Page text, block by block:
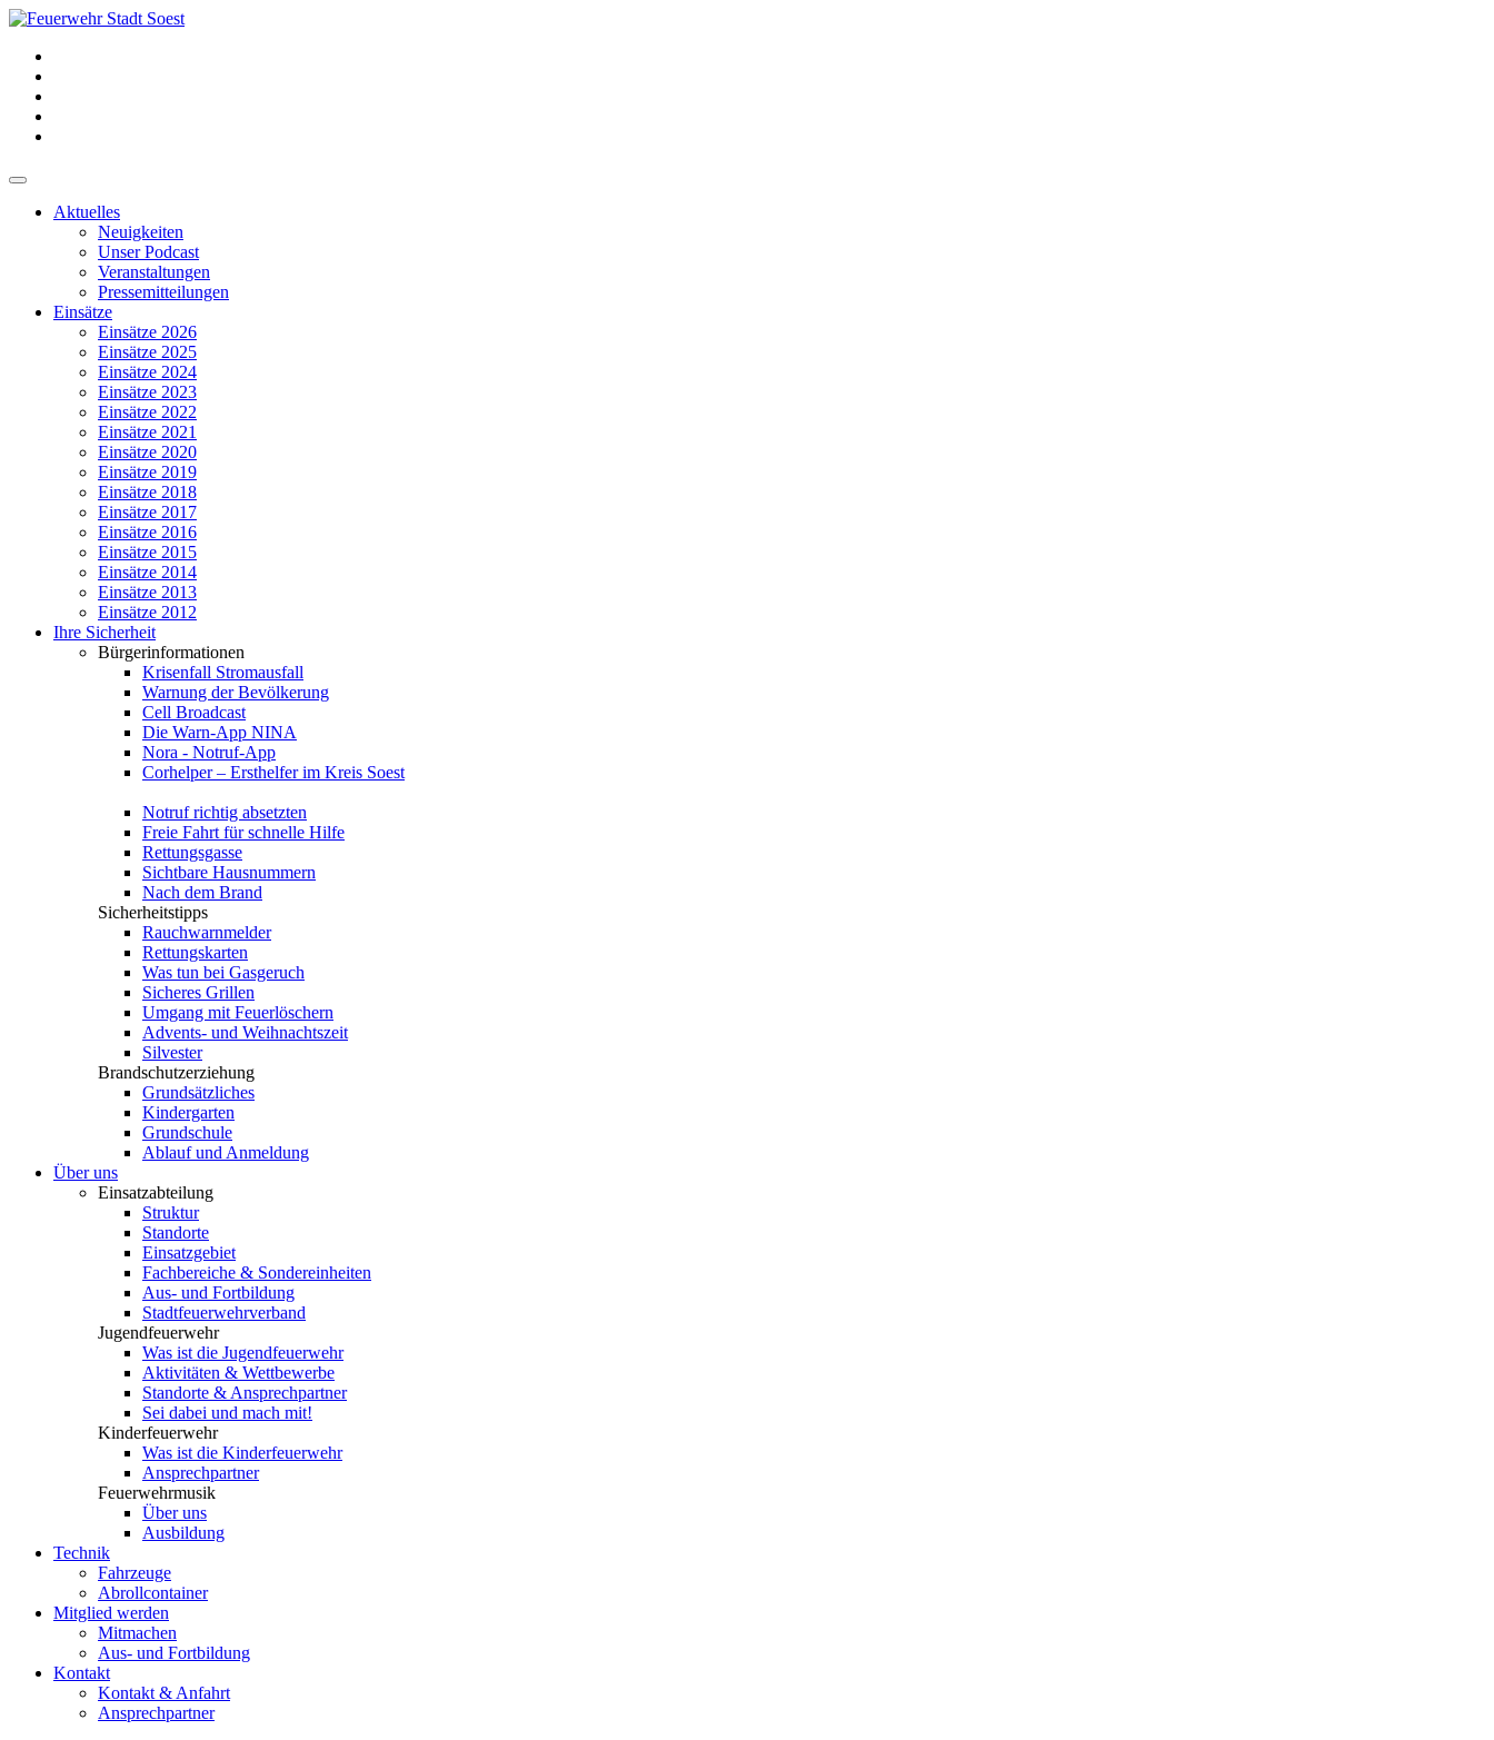
Aktuelles
Neuigkeiten
Unser Podcast
Veranstaltungen
Pressemitteilungen
Einsätze
Einsätze 2026
Einsätze 2025
Einsätze 2024
Einsätze 2023
Einsätze 2022
Einsätze 2021
Einsätze 2020
Einsätze 2019
Einsätze 2018
Einsätze 2017
Einsätze 2016
Einsätze 2015
Einsätze 2014
Einsätze 2013
Einsätze 2012
Ihre Sicherheit
Bürgerinformationen
Krisenfall Stromausfall
Warnung der Bevölkerung
Cell Broadcast
Die Warn-App NINA
Nora - Notruf-App
Corhelper – Ersthelfer im Kreis Soest
Notruf richtig absetzten
Freie Fahrt für schnelle Hilfe
Rettungsgasse
Sichtbare Hausnummern
Nach dem Brand
Sicherheitstipps
Rauchwarnmelder
Rettungskarten
Was tun bei Gasgeruch
Sicheres Grillen
Umgang mit Feuerlöschern
Advents- und Weihnachtszeit
Silvester
Brandschutzerziehung
Grundsätzliches
Kindergarten
Grundschule
Ablauf und Anmeldung
Über uns
Einsatzabteilung
Struktur
Standorte
Einsatzgebiet
Fachbereiche & Sondereinheiten
Aus- und Fortbildung
Stadtfeuerwehrverband
Jugendfeuerwehr
Was ist die Jugendfeuerwehr
Aktivitäten & Wettbewerbe
Standorte & Ansprechpartner
Sei dabei und mach mit!
Kinderfeuerwehr
Was ist die Kinderfeuerwehr
Ansprechpartner
Feuerwehrmusik
Über uns
Ausbildung
Technik
Fahrzeuge
Abrollcontainer
Mitglied werden
Mitmachen
Aus- und Fortbildung
Kontakt
Kontakt & Anfahrt
Ansprechpartner